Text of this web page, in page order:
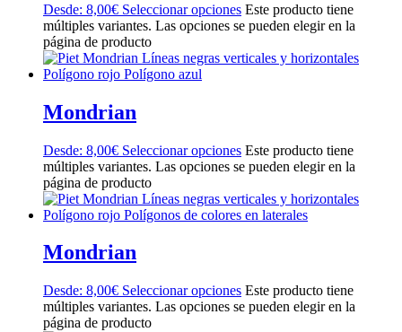
Desde: 8,00€ Seleccionar opciones Este producto tiene
múltiples variantes. Las opciones se pueden elegir en la
página de producto
Mondrian
Desde: 8,00€ Seleccionar opciones Este producto tiene
múltiples variantes. Las opciones se pueden elegir en la
página de producto
Mondrian
Desde: 8,00€ Seleccionar opciones Este producto tiene
múltiples variantes. Las opciones se pueden elegir en la
página de producto